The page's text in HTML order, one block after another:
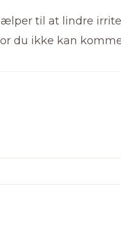
til at lindre
du ikke kan